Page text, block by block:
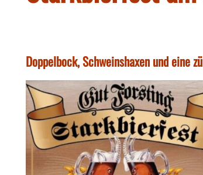
Doppelbock, Schweinshaxen und eine